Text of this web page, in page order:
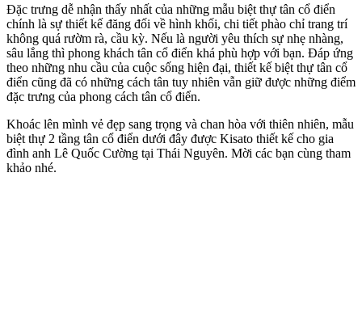
Đặc trưng dễ nhận thấy nhất của những mẫu biệt thự tân cổ điển
chính là sự thiết kế đăng đối về hình khối, chi tiết phào chỉ trang trí
không quá rườm rà, cầu kỳ. Nếu là người yêu thích sự nhẹ nhàng,
sâu lắng thì phong khách tân cổ điển khá phù hợp với bạn. Đáp ứng
theo những nhu cầu của cuộc sống hiện đại, thiết kế biệt thự tân cổ
điển cũng đã có những cách tân tuy nhiên vẫn giữ được những điểm
đặc trưng của phong cách tân cổ điển.
Khoác lên mình vẻ đẹp sang trọng và chan hòa với thiên nhiên, mẫu
biệt thự 2 tầng tân cổ điển dưới đây được Kisato thiết kế cho gia
đình anh Lê Quốc Cường tại Thái Nguyên. Mời các bạn cùng tham
khảo nhé.